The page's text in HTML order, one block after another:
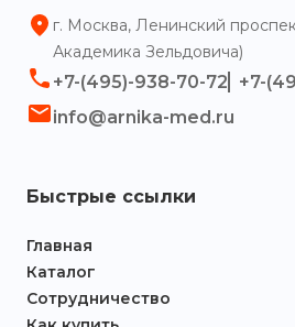
г. Москва, Ленинский
Академика Зельдовича)
+7-(495)-938-70-72
+7-
info@arnika-med.ru
Быстрые ссылки
Главная
Каталог
Сотрудничество